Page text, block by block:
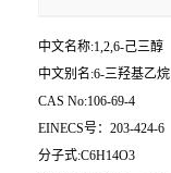
中文名称:1,2,6-己三醇
中文别名:6-三羟基乙烷
CAS No:106-69-4
EINECS号：203-424-6
分子式:C6H14O3